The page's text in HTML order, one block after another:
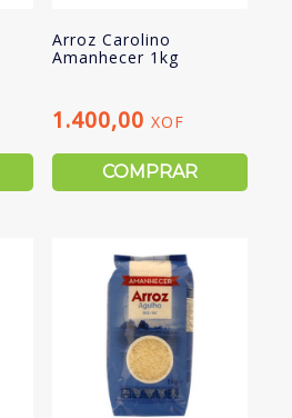
Arroz Carolino
Amanhecer 1kg
1.400,00XOF
COMPRAR